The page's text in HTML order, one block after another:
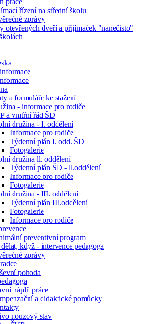
práce
řízení na střední školu
zprávy
otevřených dveří a přijímaček "nanečisto"
a formuláře ke stažení
- informace pro rodiče
a vnitřní řád ŠD
družina - I. oddělení
Informace pro rodiče
Týdenní plán I. odd. ŠD
Fotogalerie
družina ll. oddělení
Týdenní plán ŠD - ll.oddělení
Informace pro rodiče
Fotogalerie
družina - III. oddělení
Týdenní plán III.oddělení
Fotogalerie
Informace pro rodiče
preventivní program
když - intervence pedagoga
zprávy
pohoda
náplň práce
a didaktické pomůcky
nouzový stav